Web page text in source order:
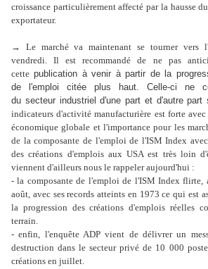
croissance particulièrement affecté par la hausse
exportateur.
→ Le marché va maintenant se tourner vers
vendredi. Il est recommandé de ne pas
cette publication à venir à partir de la
de l'emploi citée plus haut. Celle-ci ne
du secteur industriel d'une part et d'autre
indicateurs d'activité manufacturière est forte
économique globale et l'importance pour les
de la composante de l'emploi de l'ISM Index
des créations d'emplois aux USA est très loin
viennent d'ailleurs nous le rappeler aujourd'hui :
- la composante de l'emploi de l'ISM Index flirte,
août, avec ses records atteints en 1973 ce qui est
la progression des créations d'emplois réelles
terrain.
- enfin, l'enquête ADP vient de délivrer un
destruction dans le secteur privé de 10 000
créations en juillet.